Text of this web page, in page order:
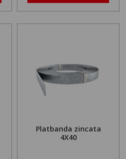
Platbanda zincata
4X40